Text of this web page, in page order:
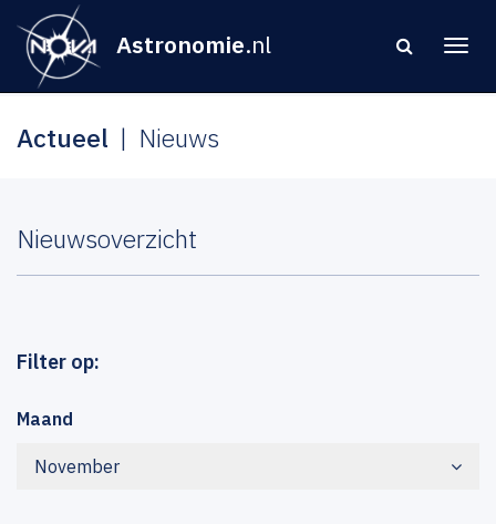
Astronomie.nl
Actueel Nieuws
Nieuwsoverzicht
Filter op:
Maand
November